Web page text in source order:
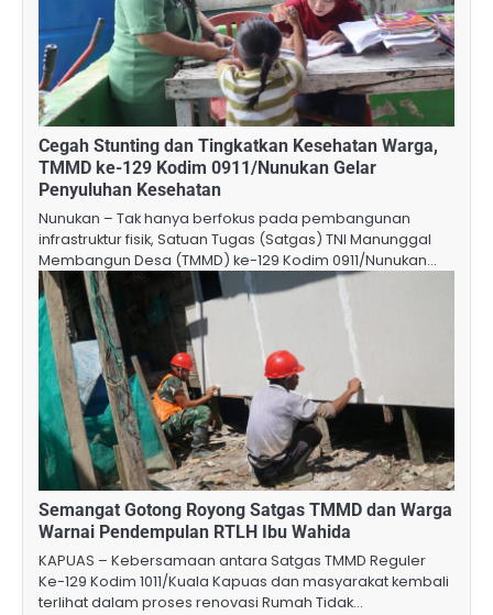
Cegah Stunting dan Tingkatkan Kesehatan Warga,
TMMD ke-129 Kodim 0911/Nunukan Gelar
Penyuluhan Kesehatan
Nunukan – Tak hanya berfokus pada pembangunan
infrastruktur fisik, Satuan Tugas (Satgas) TNI Manunggal
Membangun Desa (TMMD) ke-129 Kodim 0911/Nunukan…
Semangat Gotong Royong Satgas TMMD dan Warga
Warnai Pendempulan RTLH Ibu Wahida
KAPUAS – Kebersamaan antara Satgas TMMD Reguler
Ke-129 Kodim 1011/Kuala Kapuas dan masyarakat kembali
terlihat dalam proses renovasi Rumah Tidak…